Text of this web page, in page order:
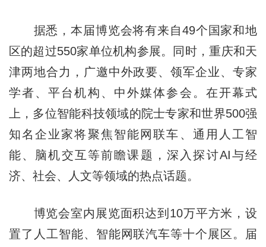
据悉，本届博览会将有来自49个国家和地
区的超过550家单位机构参展。同时，重庆和天
津两地合力，广邀中外政要、领军企业、专家
学者、平台机构、中外媒体参会。在开幕式
上，多位智能科技领域的院士专家和世界500强
知名企业家将聚焦智能网联车、通用人工智
能、脑机交互等前瞻课题，深入探讨AI与经
济、社会、人文等领域的热点话题。
博览会室内展览面积达到10万平方米，设
置了人工智能、智能网联汽车等十个展区。届